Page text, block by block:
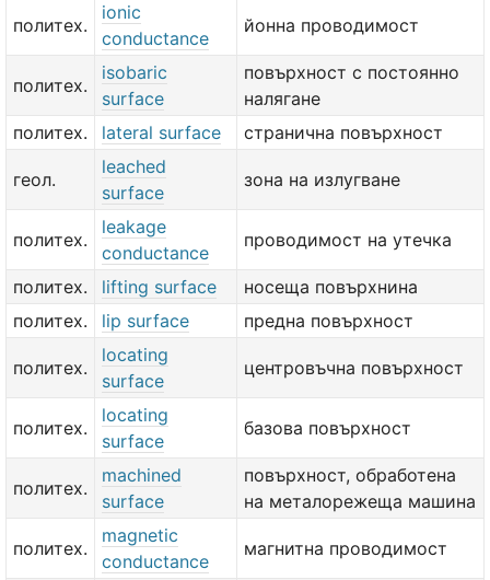
политех.
ionic
conductance
йонна проводимост
политех.
isobaric
surface
повърхност с постоянно
налягане
политех.
lateral surface странична повърхност
геол.
leached
surface
зона на излугване
политех.
leakage
conductance
проводимост на утечка
политех. lifting surface
носеща повърхнина
политех.
lip surface предна повърхност
политех.
locating
surface
центровъчна повърхност
политех.
locating
surface
базова повърхност
политех.
machined
surface
повърхност, обработена
на металорежеща машина
политех.
magnetic
conductance
магнитна проводимост